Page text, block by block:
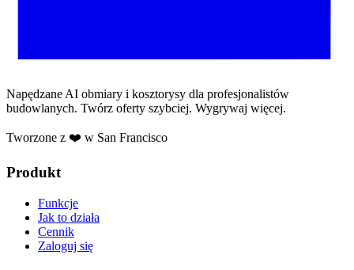
Napędzane AI obmiary i kosztorysy dla profesjonalistów
budowlanych. Twórz oferty szybciej. Wygrywaj więcej.
Tworzone z ❤️ w San Francisco
Produkt
Funkcje
Jak to działa
Cennik
Zaloguj się